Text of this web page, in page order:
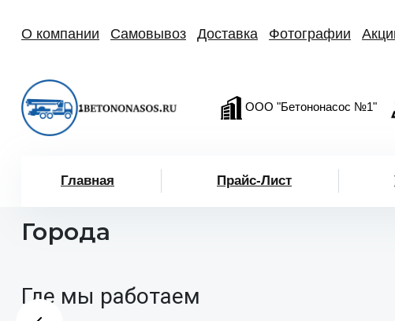
О компании Самовывоз Доставка Фотографии
ООО "Бетононасос №1"
Главная Прайс-Лист
Города
Где мы работаем